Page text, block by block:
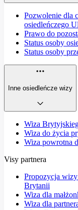
Pozwolenie dla
osiedleńczego
Prawo do
Status osoby
Status osoby
Inne osiedleńcze wizy
Wiza
Wiza do życia
Wiza powrotna
Visy partnera
Propozycja
Brytanii
Wiza dla
Wiza dla